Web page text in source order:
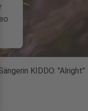
KIDDO: "Alright"